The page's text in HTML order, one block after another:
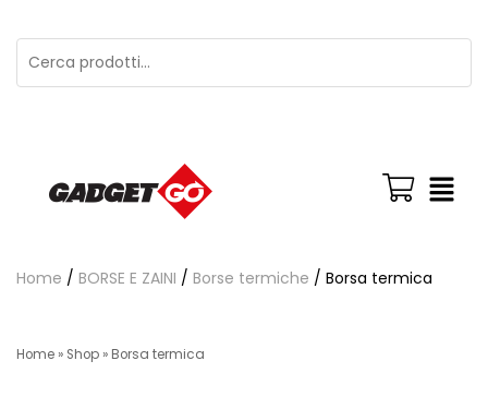
Home / BORSE E ZAINI / Borse termiche / Borsa termica
Home » Shop » Borsa termica